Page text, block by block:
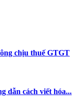
chịu thuế GTGT
dẫn cách viết hóa...